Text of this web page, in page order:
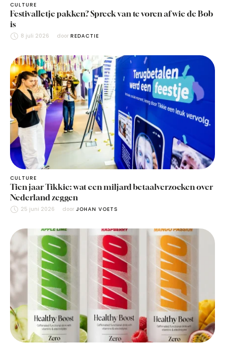
CULTURE
Festivalletje pakken? Spreek van te voren af wie de Bob
is
8 juli 2026 door REDACTIE
CULTURE
Tien jaar Tikkie: wat een miljard betaalverzoeken over
Nederland zeggen
25 juni 2026 door JOHAN VOETS